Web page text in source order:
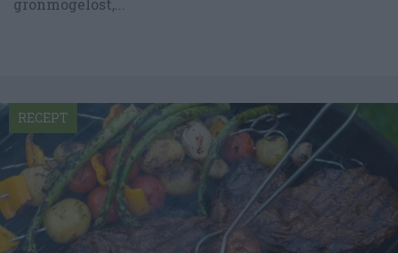
grönmögelost,...
RECEPT